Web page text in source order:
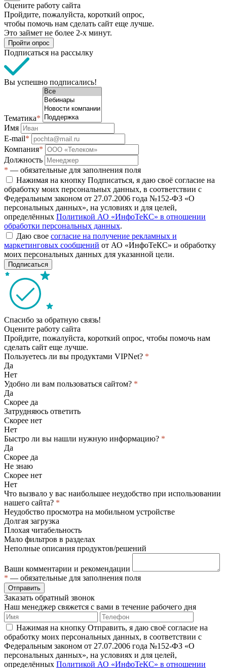
Оцените работу сайта
Пройдите, пожалуйста, короткий опрос,
чтобы помочь нам сделать сайт еще лучше.
Это займет не более 2-х минут.
Пройти опрос
Подписаться на рассылку
Вы успешно подписались!
Тематика*
Имя
E-mail*
Компания*
Должность
* — обязательные для заполнения поля
Нажимая на кнопку Подписаться, я даю своё согласие на
обработку моих персональных данных, в соответствии с
Федеральным законом от 27.07.2006 года №152-ФЗ «О
персональных данных», на условиях и для целей,
определённых Политикой АО «ИнфоТеКС» в отношении
обработки персональных данных.
Даю свое согласие на получение рекламных и
маркетинговых сообщений от АО «ИнфоТеКС» и обработку
моих персональных данных для указанной цели.
Подписаться
Спасибо за обратную связь!
Оцените работу сайта
Пройдите, пожалуйста, короткий опрос, чтобы помочь нам
сделать сайт еще лучше.
Пользуетесь ли вы продуктами VIPNet? *
Да
Нет
Удобно ли вам пользоваться сайтом? *
Да
Скорее да
Затрудняюсь ответить
Скорее нет
Нет
Быстро ли вы нашли нужную информацию? *
Да
Скорее да
Не знаю
Скорее нет
Нет
Что вызвало у вас наибольшее неудобство при использовании
нашего сайта? *
Неудобство просмотра на мобильном устройстве
Долгая загрузка
Плохая читабельность
Мало фильтров в разделах
Неполные описания продуктов/решений
Ваши комментарии и рекомендации
* — обязательные для заполнения поля
Отправить
Заказать обратный звонок
Наш менеджер свяжется с вами в течение рабочего дня
Нажимая на кнопку Отправить, я даю своё согласие на
обработку моих персональных данных, в соответствии с
Федеральным законом от 27.07.2006 года №152-ФЗ «О
персональных данных», на условиях и для целей,
определённых Политикой АО «ИнфоТеКС» в отношении